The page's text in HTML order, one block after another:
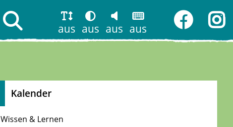
aus aus aus aus
Kalender
Wissen & Lernen